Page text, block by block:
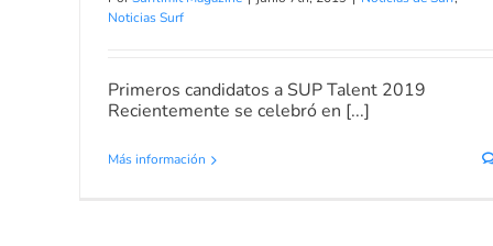
Noticias Surf
Primeros candidatos a SUP Talent 2019
Recientemente se celebró en [...]
Más información